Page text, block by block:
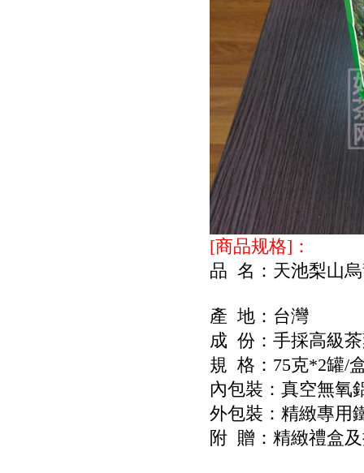
[商品规格]：
品 名：天池梨山
產 地：台灣
成 份：手採高級
規 格：75克*2罐/
內包裝：真空無氧
外包裝：精緻專用
附 贈：精緻禮盒